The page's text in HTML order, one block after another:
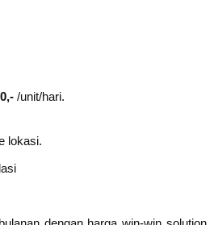
/unit/hari.
lokasi.